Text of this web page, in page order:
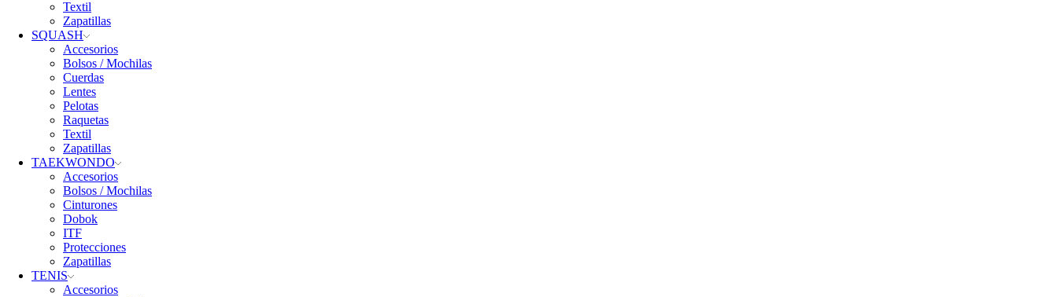
Textil
Zapatillas
SQUASH
Accesorios
Bolsos / Mochilas
Cuerdas
Lentes
Pelotas
Raquetas
Textil
Zapatillas
TAEKWONDO
Accesorios
Bolsos / Mochilas
Cinturones
Dobok
ITF
Protecciones
Zapatillas
TENIS
Accesorios